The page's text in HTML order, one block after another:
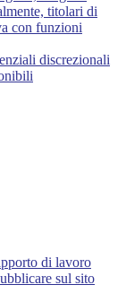
titolari di
con funzioni
discrezionali
di lavoro
sul sito